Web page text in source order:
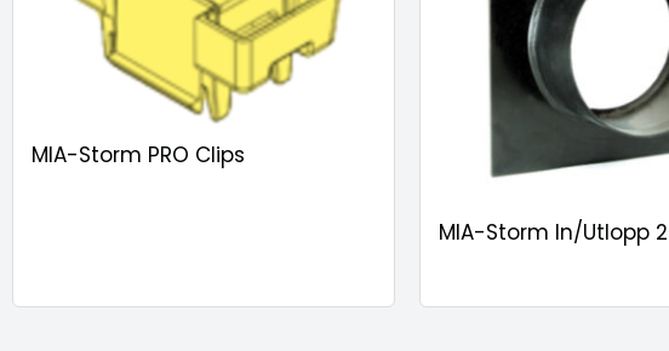
MIA-Storm PRO Clips
MIA-Storm In/Utlopp